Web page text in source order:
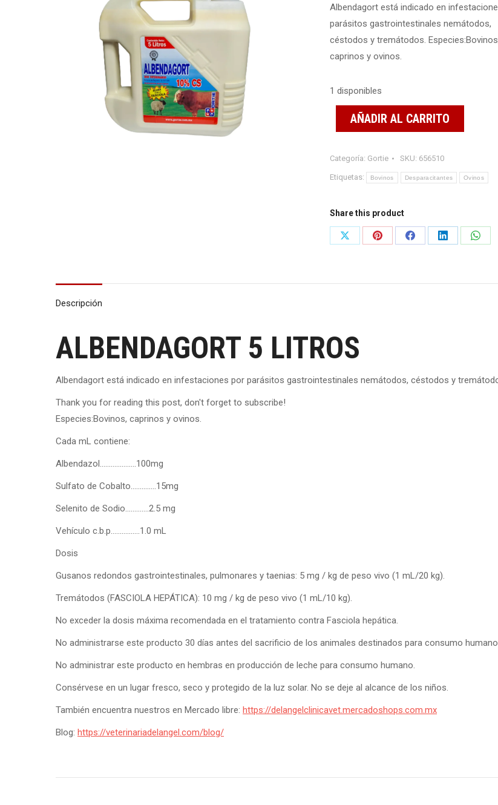
Albendagort está indicado en
parásitos gastrointestinales nemátodos,
céstodos y tremátodos.
caprinos y ovinos.
1 disponibles
AÑADIR AL CARRITO
Categoría: Gortie SKU: 656510
Etiquetas: Bovinos Desparacitantes Ovinos
Share this product
Share
Share
Share
Share
Share
Descripción
ALBENDAGORT 5 LITROS
Albendagort está indicado en infestaciones por parásitos gastrointestinales nemátodos, céstodos y
Thank you for reading this post, don't forget to subscribe!
Especies:Bovinos, caprinos y ovinos.
Cada mL contiene:
Albendazol………………..100mg
Sulfato de Cobalto…………..15mg
Selenito de Sodio………….2.5 mg
Vehículo c.b.p…………….1.0 mL
Dosis
Gusanos redondos gastrointestinales, pulmonares y taenias: 5 mg / kg de peso vivo (1 mL/20 kg).
Tremátodos (FASCIOLA HEPÁTICA): 10 mg / kg de peso vivo (1 mL/10 kg).
No exceder la dosis máxima recomendada en el tratamiento contra Fasciola hepática.
No administrarse este producto 30 días antes del sacrificio de los animales destinados para consumo
No administrar este producto en hembras en producción de leche para consumo humano.
Consérvese en un lugar fresco, seco y protegido de la luz solar. No se deje al alcance de los niños.
También encuentra nuestros en Mercado libre: https://delangelclinicavet.mercadoshops.com.mx
Blog: https://veterinariadelangel.com/blog/